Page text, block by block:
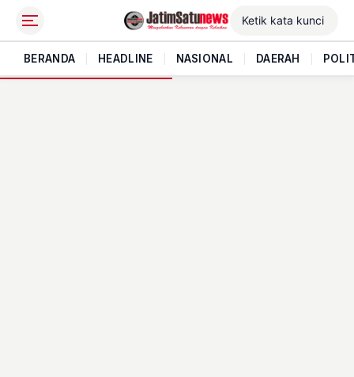
BERANDA HEADLINE NASIONAL DAERAH